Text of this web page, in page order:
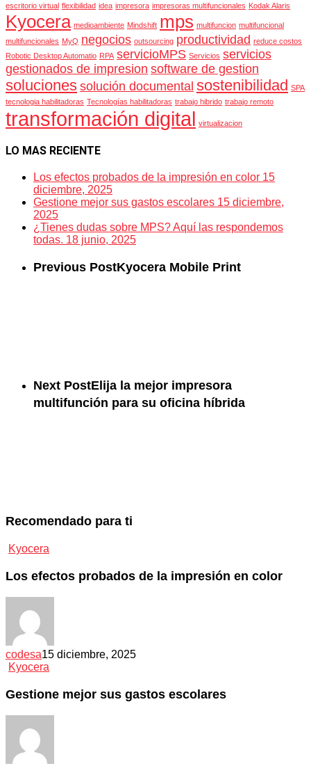
escritorio virtual flexibilidad idea impresora impresoras multifuncionales Kodak Alaris
Kyocera medioambiente Mindshift mps multifuncion multifuncional
multifuncionales MyQ negocios outsourcing productividad reduce costos
Robotic Desktop Automatio RPA servicioMPS Servicios servicios
gestionados de impresion software de gestion
soluciones solución documental sostenibilidad SPA
tecnologia habilitadoras Tecnologías habilitadoras trabajo hibrido trabajo remoto
transformación digital virtualizacion
LO MAS RECIENTE
Los efectos probados de la impresión en color 15
diciembre, 2025
Gestione mejor sus gastos escolares 15 diciembre,
2025
¿Tienes dudas sobre MPS? Aquí las respondemos
todas. 18 junio, 2025
Previous PostKyocera Mobile Print
Next PostElija la mejor impresora
multifunción para su oficina híbrida
Recomendado para ti
Kyocera
Los efectos probados de la impresión en color
codesa15 diciembre, 2025
Kyocera
Gestione mejor sus gastos escolares